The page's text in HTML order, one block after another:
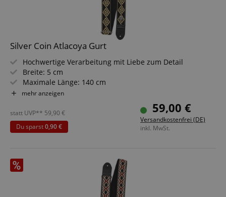
Silver Coin Atlacoya Gurt
Hochwertige Verarbeitung mit Liebe zum Detail
Breite: 5 cm
Maximale Länge: 140 cm
Materialien: 100 % Baumwolle, Leder
Farben: Auffälliges Muster in Schwarz/Gold
mehr anzeigen
59,00 €
Versandkostenfrei (DE)
inkl. MwSt.
statt UVP** 59,90 €
Du sparst0,90 €